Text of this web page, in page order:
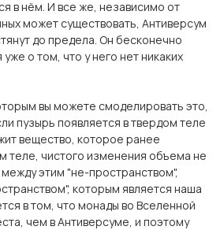
в нём. И все же, независимо от
может существовать, Антиверсум
до предела. Он бесконечно
о том, что у него нет никаких
вы можете смоделировать это,
пузырь появляется в твердом теле
вещество, которое ранее
теле, чистого изменения объема не
этим "не-пространством",
которым является наша
в том, что монады во Вселенной
чем в Антиверсуме, и поэтому